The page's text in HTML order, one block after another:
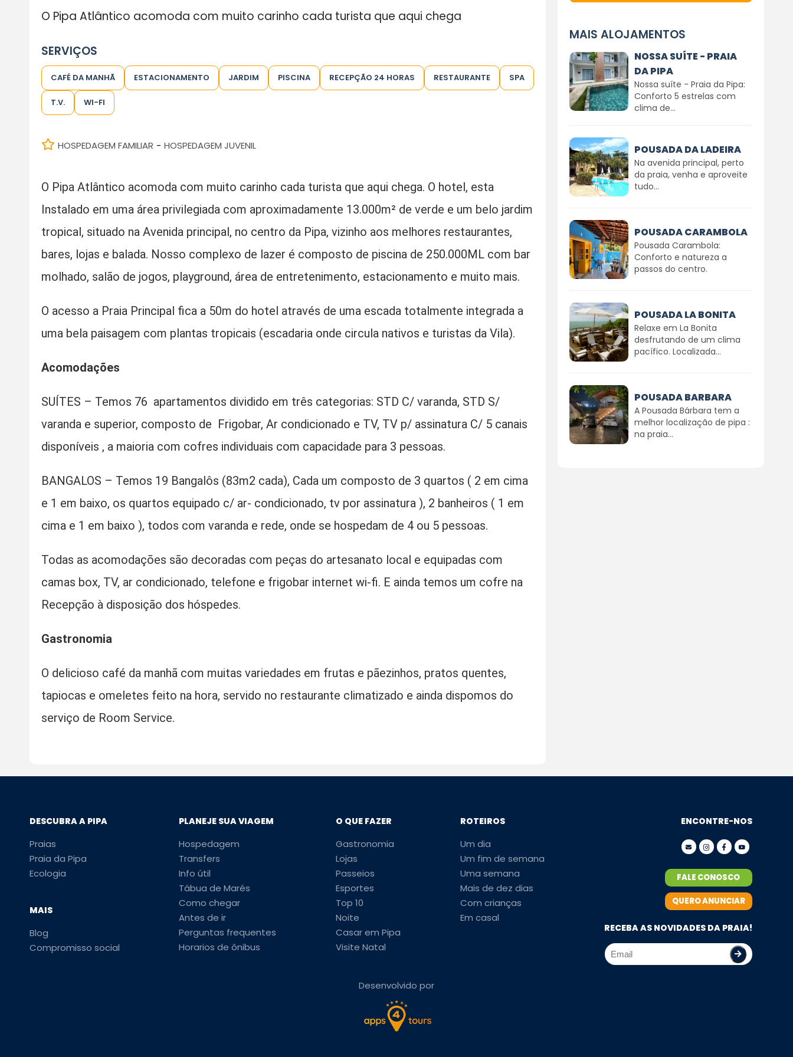
O Pipa Atlântico acomoda com muito carinho cada turista que aqui chega
SERVIÇOS
CAFÉ DA MANHÃ ESTACIONAMENTO JARDIM PISCINA RECEPÇÃO 24 HORAS RESTAURANTE SPA
T.V. WI-FI
HOSPEDAGEM FAMILIAR - HOSPEDAGEM JUVENIL
O Pipa Atlântico acomoda com muito carinho cada turista que aqui chega. O hotel, esta
Instalado em uma área privilegiada com aproximadamente 13.000m² de verde e um belo jardim
tropical, situado na Avenida principal, no centro da Pipa, vizinho aos melhores restaurantes,
bares, lojas e balada. Nosso complexo de lazer é composto de piscina de 250.000ML com bar
molhado, salão de jogos, playground, área de entretenimento, estacionamento e muito mais.
O acesso a Praia Principal fica a 50m do hotel através de uma escada totalmente integrada a
uma bela paisagem com plantas tropicais (escadaria onde circula nativos e turistas da Vila).
Acomodações
SUÍTES – Temos 76 apartamentos dividido em três categorias: STD C/ varanda, STD S/
varanda e superior, composto de Frigobar, Ar condicionado e TV, TV p/ assinatura C/ 5 canais
disponíveis , a maioria com cofres individuais com capacidade para 3 pessoas.
BANGALOS – Temos 19 Bangalôs (83m2 cada), Cada um composto de 3 quartos ( 2 em cima
e 1 em baixo, os quartos equipado c/ ar- condicionado, tv por assinatura ), 2 banheiros ( 1 em
cima e 1 em baixo ), todos com varanda e rede, onde se hospedam de 4 ou 5 pessoas.
Todas as acomodações são decoradas com peças do artesanato local e equipadas com
camas box, TV, ar condicionado, telefone e frigobar internet wi-fi. E ainda temos um cofre na
Recepção à disposição dos hóspedes.
Gastronomia
O delicioso café da manhã com muitas variedades em frutas e pãezinhos, pratos quentes,
tapiocas e omeletes feito na hora, servido no restaurante climatizado e ainda dispomos do
serviço de Room Service.
MAIS ALOJAMENTOS
NOSSA SUÍTE - PRAIA
DA PIPA
Nossa suíte - Praia da Pipa:
Conforto 5 estrelas com
clima de...
POUSADA DA LADEIRA
Na avenida principal, perto
da praia, venha e aproveite
tudo...
POUSADA CARAMBOLA
Pousada Carambola:
Conforto e natureza a
passos do centro.
POUSADA LA BONITA
Relaxe em La Bonita
desfrutando de um clima
pacífico. Localizada...
POUSADA BARBARA
A Pousada Bárbara tem a
melhor localização de pipa :
na praia...
DESCUBRA A PIPA
Praias
Praia da Pipa
Ecologia
MAIS
Blog
Compromisso social
PLANEJE SUA VIAGEM
Hospedagem
Transfers
Info útil
Tábua de Marés
Como chegar
Antes de ir
Perguntas frequentes
Horarios de ônibus
O QUE FAZER
Gastronomia
Lojas
Passeios
Esportes
Top 10
Noite
Casar em Pipa
Visite Natal
ROTEIROS
Um dia
Um fim de semana
Uma semana
Mais de dez dias
Com crianças
Em casal
ENCONTRE-NOS
FALE CONOSCO
QUERO ANUNCIAR
RECEBA AS NOVIDADES DA PRAIA!
Desenvolvido por